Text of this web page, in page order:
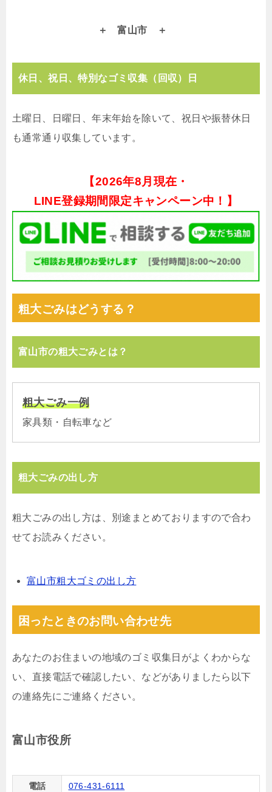
富山市
休日、祝日、特別なゴミ収集（回収）日
土曜日、日曜日、年末年始を除いて、祝日や振替休日
も通常通り収集しています。
【2026年8月現在・
LINE登録期間限定キャンペーン中！】
粗大ごみはどうする？
富山市の粗大ごみとは？
粗大ごみ一例
家具類・自転車など
粗大ごみの出し方
粗大ごみの出し方は、別途まとめておりますので合わ
せてお読みください。
富山市粗大ゴミの出し方
困ったときのお問い合わせ先
あなたのお住まいの地域のゴミ収集日がよくわからな
い、直接電話で確認したい、などがありましたら以下
の連絡先にご連絡ください。
富山市役所
電話 076-431-6111